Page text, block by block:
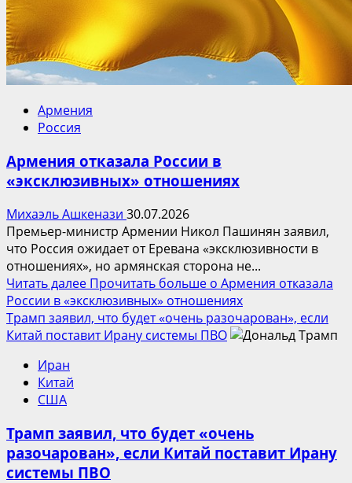
Армения
Россия
Армения отказала России в
«эксклюзивных» отношениях
Михаэль Ашкенази 30.07.2026
Премьер-министр Армении Никол Пашинян заявил,
что Россия ожидает от Еревана «эксклюзивности в
отношениях», но армянская сторона не...
Читать далее Прочитать больше о Армения отказала
России в «эксклюзивных» отношениях
Трамп заявил, что будет «очень разочарован», если
Китай поставит Ирану системы ПВО
Иран
Китай
США
Трамп заявил, что будет «очень
разочарован», если Китай поставит Ирану
системы ПВО